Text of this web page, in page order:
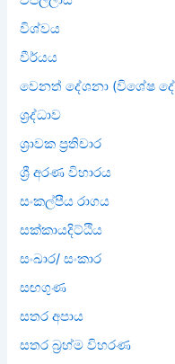
විශ්වය
වීර්යය
වෙනත් දේශනා (විශේෂ
ශ්‍රද්ධාව
ශ්‍රාවක ප්‍රතිචාර
ශ්‍රී අරණ විහාරය
සංකල්පීය රාගය
සක්කායදිට්ඨිය
සංඛාර/ සංකාර
සඟගුණ
සතර අපාය
සතර බ්‍රහ්ම විහරණ